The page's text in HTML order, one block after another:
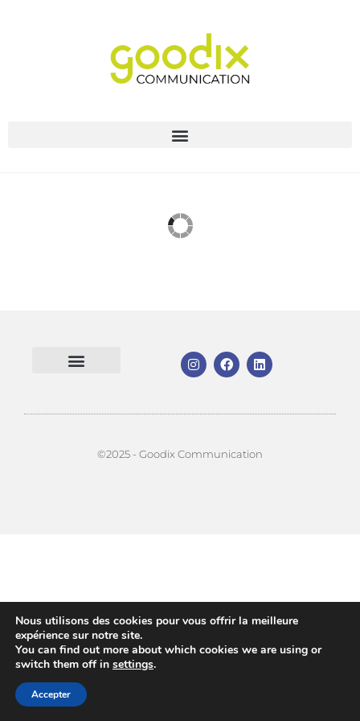
©2025 - Goodix Communication
Nous utilisons des cookies pour vous offrir la meilleure
expérience sur notre site.
You can find out more about which cookies we are using or
switch them off in settings.
Accepter